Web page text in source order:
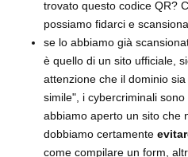
trovato questo codice QR?
possiamo fidarci e
se lo abbiamo già
è quello di un sito ufficiale,
attenzione che il dominio
simile", i cybercriminali
abbiamo aperto un sito che
dobbiamo certamente
come compilare un form,